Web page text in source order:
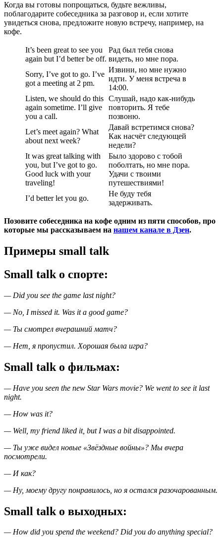
Когда вы готовы попрощаться, будьте вежливы,
поблагодарите собеседника за разговор и, если хотите
увидеться снова, предложите новую встречу, например, на
кофе.
It’s been great to see you
again but I’d better be off.
Рад был тебя снова
видеть, но мне пора.
Sorry, I’ve got to go. I’ve
got a meeting at 2 pm.
Извини, но мне нужно
идти. У меня встреча в
14:00.
Listen, we should do this
again sometime. I’ll give
you a call.
Слушай, надо как-нибудь
повторить. Я тебе
позвоню.
Let’s meet again? What
about next week?
Давай встретимся снова?
Как насчёт следующей
недели?
It was great talking with
you, but I’ve got to go.
Good luck with your
traveling!
Было здорово с тобой
поболтать, но мне пора.
Удачи с твоими
путешествиями!
I’d better let you go.
Не буду тебя
задерживать.
Позовите собеседника на кофе одним из пяти способов, про
которые мы рассказываем на нашем канале в Дзен.
Примеры small talk
Small talk о спорте:
— Did you see the game last night?
— No, I missed it. Was it a good game?
— Ты смотрел вчерашний матч?
— Нет, я пропустил. Хорошая была игра?
Small talk о фильмах:
— Have you seen the new Star Wars movie? We went to see it last
night.
— How was it?
— Well, my friend liked it, but I was a bit disappointed.
— Ты уже видел новые «Звёздные войны»? Мы вчера
посмотрели.
— И как?
— Ну, моему другу понравилось, но я остался разочарованным.
Small talk о выходных:
— How did you spend the weekend? Did you do anything special?